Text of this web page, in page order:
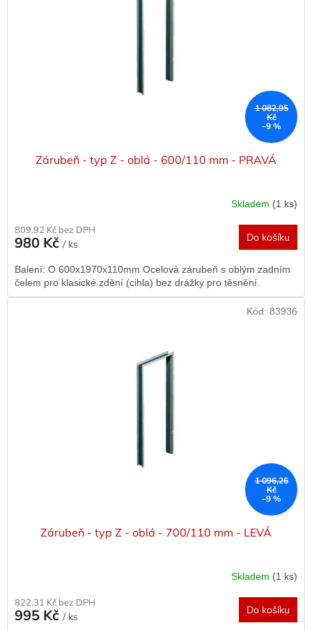
1 082,95
Kč
–9 %
Zárubeň - typ Z - oblá - 600/110 mm - PRAVÁ
Skladem (1 ks)
809,92 Kč bez DPH
980 Kč / ks
Do košíku
Balení: O 600x1970x110mm Ocelová zárubeň s oblým zadním
čelem pro klasické zdění (cihla) bez drážky pro těsnění.
1 096,26
Kč
–9 %
Zárubeň - typ Z - oblá - 700/110 mm - LEVÁ
Skladem (1 ks)
822,31 Kč bez DPH
995 Kč / ks
Do košíku
Kód: 83936